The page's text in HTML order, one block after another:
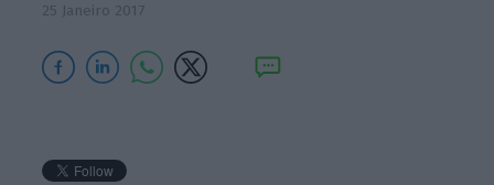
25 Janeiro 2017